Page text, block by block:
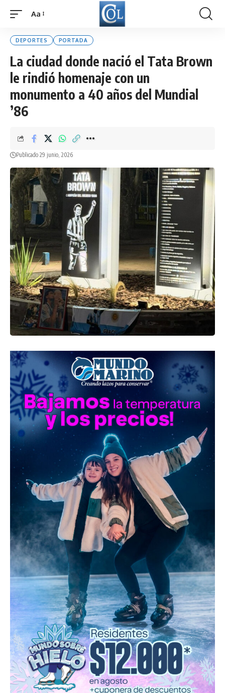
Font
Aa
DEPORTES PORTADA
La ciudad donde nació el Tata Brown
le rindió homenaje con un
monumento a 40 años del Mundial
’86
Publicado 29 junio, 2026